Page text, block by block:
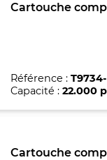
Cartouche
Référence :
Capacité : 22.000
Cartouche